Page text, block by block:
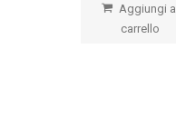
Aggiungi al
carrello